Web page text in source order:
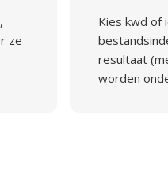
ze
Kies kwd of
resultaat
worden